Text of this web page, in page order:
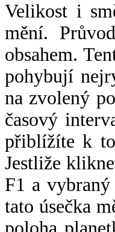
Velikost i
mění.
obsahem.
pohybují
na zvolený
časový
přiblížíte k
Jestliže
F1 a
tato úsečka